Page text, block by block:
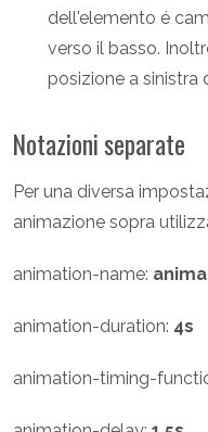
dell'elemento é
verso il basso.
posizione a sinistra
Notazioni separate
Per una diversa
animazione sopra
animation-name:
animation-duration: 4s
animation-timing-